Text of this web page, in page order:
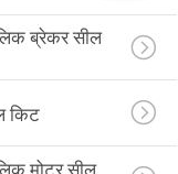
ब्रेकर सील
किट
मोटर सील